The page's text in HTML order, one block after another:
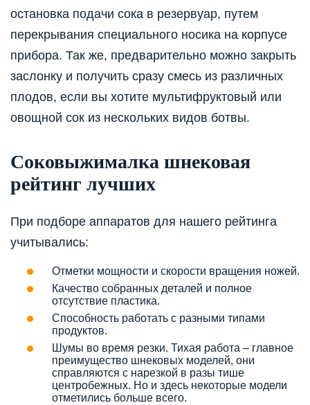
остановка подачи сока в резервуар, путем
перекрывания специального носика на корпусе
прибора. Так же, предварительно можно закрыть
заслонку и получить сразу смесь из различных
плодов, если вы хотите мультифруктовый или
овощной сок из нескольких видов ботвы.
Соковыжималка шнековая
рейтинг лучших
При подборе аппаратов для нашего рейтинга
учитывались:
Отметки мощности и скорости вращения ножей.
Качество собранных деталей и полное
отсутствие пластика.
Способность работать с разными типами
продуктов.
Шумы во время резки. Тихая работа ‒ главное
преимущество шнековых моделей, они
справляются с нарезкой в разы тише
центробежных. Но и здесь некоторые модели
отметились больше всего.